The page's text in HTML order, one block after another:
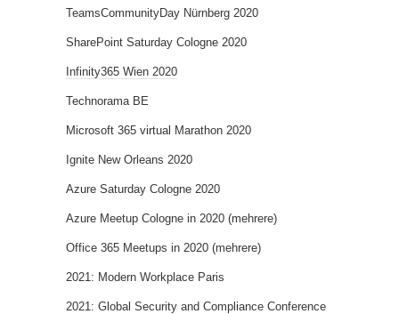
TeamsCommunityDay Nürnberg 2020
SharePoint Saturday Cologne 2020
Infinity365 Wien 2020
Technorama BE
Microsoft 365 virtual Marathon 2020
Ignite New Orleans 2020
Azure Saturday Cologne 2020
Azure Meetup Cologne in 2020 (mehrere)
Office 365 Meetups in 2020 (mehrere)
2021: Modern Workplace Paris
2021: Global Security and Compliance Conference